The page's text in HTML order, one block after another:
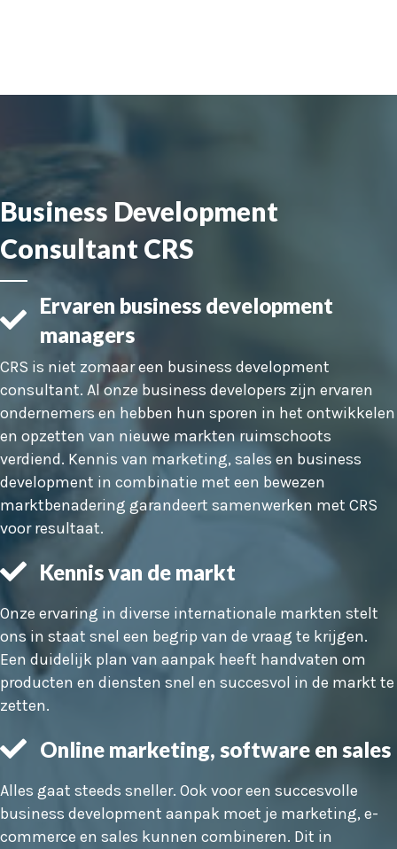
Business Development
Consultant CRS
Ervaren business development
managers
CRS is niet zomaar een business development
consultant. Al onze business developers zijn ervaren
ondernemers en hebben hun sporen in het ontwikkelen
en opzetten van nieuwe markten ruimschoots
verdiend. Kennis van marketing, sales en business
development in combinatie met een bewezen
marktbenadering garandeert samenwerken met CRS
voor resultaat.
Kennis van de markt
Onze ervaring in diverse internationale markten stelt
ons in staat snel een begrip van de vraag te krijgen.
Een duidelijk plan van aanpak heeft handvaten om
producten en diensten snel en succesvol in de markt te
zetten.
Online marketing, software en sales
Alles gaat steeds sneller. Ook voor een succesvolle
business development aanpak moet je marketing, e-
commerce en sales kunnen combineren. Dit in